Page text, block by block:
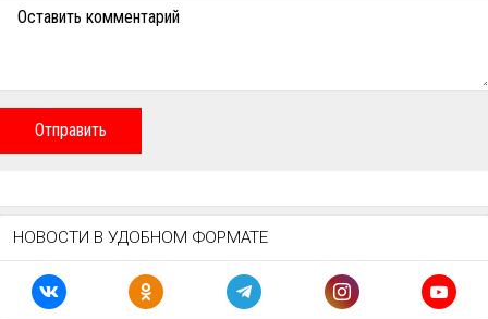
Оставить комментарий
Отправить
НОВОСТИ В УДОБНОМ ФОРМАТЕ